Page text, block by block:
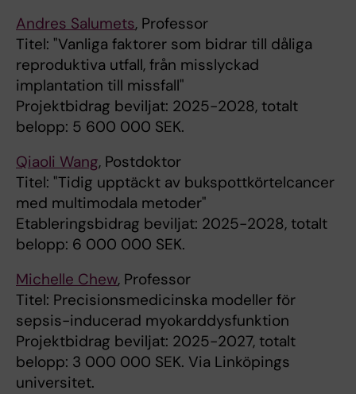
Andres Salumets, Professor
Titel: "Vanliga faktorer som bidrar till dåliga
reproduktiva utfall, från misslyckad
implantation till missfall"
Projektbidrag beviljat: 2025-2028, totalt
belopp: 5 600 000 SEK.
Qiaoli Wang, Postdoktor
Titel: "Tidig upptäckt av bukspottkörtelcancer
med multimodala metoder"
Etableringsbidrag beviljat: 2025-2028, totalt
belopp: 6 000 000 SEK.
Michelle Chew, Professor
Titel: Precisionsmedicinska modeller för
sepsis-inducerad myokarddysfunktion
Projektbidrag beviljat: 2025-2027, totalt
belopp: 3 000 000 SEK. Via Linköpings
universitet.